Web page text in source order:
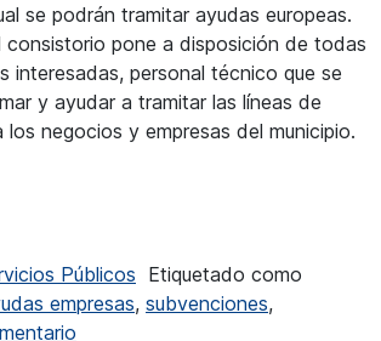
se podrán tramitar ayudas europeas.
consistorio pone a disposición de todas
interesadas, personal técnico que se
y ayudar a tramitar las líneas de
los negocios y empresas del municipio.
Públicos Etiquetado como
empresas, subvenciones,